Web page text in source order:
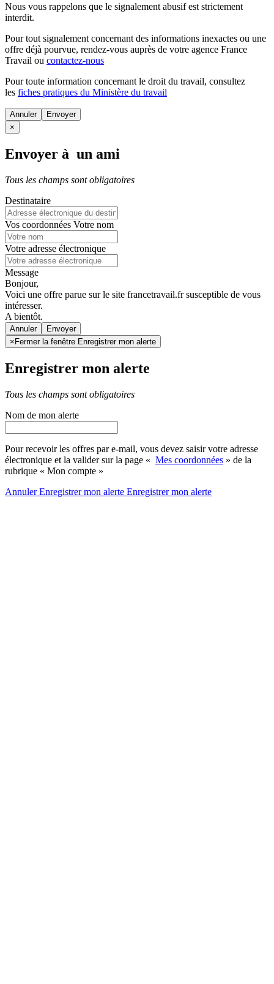
Nous vous rappelons que le signalement abusif est strictement
interdit.
Pour tout signalement concernant des informations inexactes ou une
offre déjà pourvue, rendez-vous auprès de votre agence France
Travail ou contactez-nous
Pour toute information concernant le droit du travail, consultez
les fiches pratiques du Ministère du travail
Annuler
×
Envoyer à un ami
Tous les champs sont obligatoires
Destinataire
Vos coordonnées Votre nom
Votre adresse électronique
Message
Bonjour,
Voici une offre parue sur le site francetravail.fr susceptible de vous
intéresser.
A bientôt.
Annuler
× Fermer la fenêtre Enregistrer mon alerte
Enregistrer mon alerte
Tous les champs sont obligatoires
Nom de mon alerte
Pour recevoir les offres par e-mail, vous devez saisir votre adresse
électronique et la valider sur la page « Mes coordonnées » de la
rubrique « Mon compte »
AnnulerEnregistrer mon alerte Enregistrermon alerte